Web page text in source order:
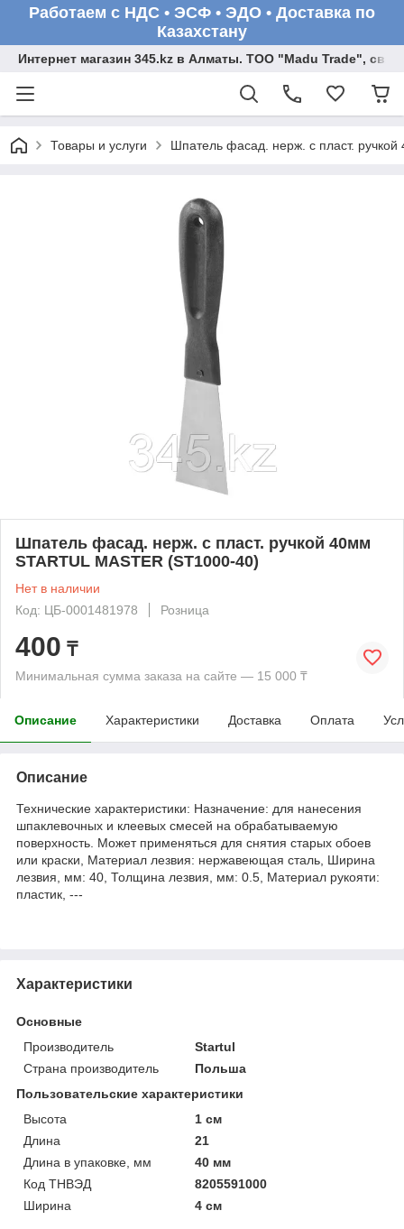
Работаем с НДС • ЭСФ • ЭДО • Доставка по
Казахстану
Интернет магазин 345.kz в Алматы. ТОО "Madu Trade",
Товары и услуги Шпатель фасад. нерж. с пласт.
Шпатель фасад. нерж. с пласт. ручкой 40мм
STARTUL MASTER (ST1000-40)
Нет в наличии
Код: ЦБ-0001481978
Розница
400 ₸
Минимальная сумма заказа на сайте — 15 000 ₸
Описание Характеристики Доставка Оплата
Описание
Технические характеристики: Назначение: для нанесения
шпаклевочных и клеевых смесей на обрабатываемую
поверхность. Может применяться для снятия старых обоев
или краски, Материал лезвия: нержавеющая сталь, Ширина
лезвия, мм: 40, Толщина лезвия, мм: 0.5, Материал рукояти:
пластик, ---
Характеристики
Основные
Производитель
Startul
Страна производитель
Польша
Пользовательские характеристики
Высота
1 см
Длина
21
Длина в упаковке, мм
40 мм
Код ТНВЭД
8205591000
Ширина
4 см